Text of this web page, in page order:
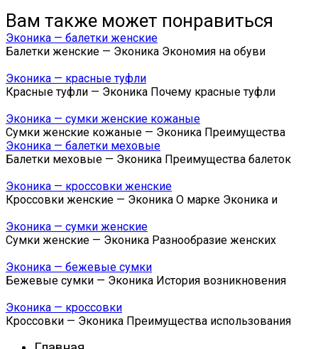
Вам также может понравиться
Эконика — балетки женские
Балетки женские — Эконика Экономия на обуви
Эконика — красные туфли
Красные туфли — Эконика Почему красные туфли
Эконика — сумки женские кожаные
Сумки женские кожаные — Эконика Преимущества
Эконика — балетки меховые
Балетки меховые — Эконика Преимущества балеток
Эконика — кроссовки женские
Кроссовки женские — Эконика О марке Эконика и
Эконика — сумки женские
Сумки женские — Эконика Разнообразие женских
Эконика — бежевые сумки
Бежевые сумки — Эконика История возникновения
Эконика — кроссовки
Кроссовки — Эконика Преимущества использования